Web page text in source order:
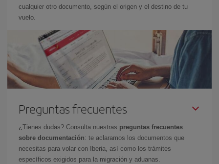
cualquier otro documento, según el origen y el destino de tu
vuelo.
Preguntas frecuentes
¿Tienes dudas? Consulta nuestras preguntas frecuentes
sobre documentación: te aclaramos los documentos que
necesitas para volar con Iberia, así como los trámites
específicos exigidos para la migración y aduanas.